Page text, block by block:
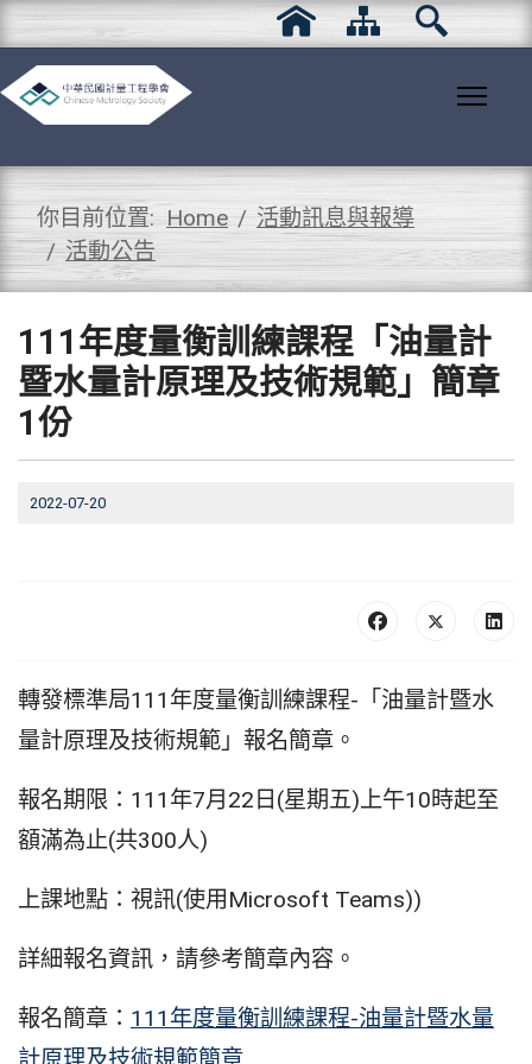
你目前位置: Home
活動訊息與報導
活動公告
111年度量衡訓練課程「油量計
暨水量計原理及技術規範」簡章
1份
2022-07-20
轉發標準局111年度量衡訓練課程-「油量計暨水
量計原理及技術規範」報名簡章。
報名期限：111年7月22日(星期五)上午10時起至
額滿為止(共300人)
上課地點：視訊(使用Microsoft Teams))
詳細報名資訊，請參考簡章內容。
報名簡章： 111年度量衡訓練課程-油量計暨水量